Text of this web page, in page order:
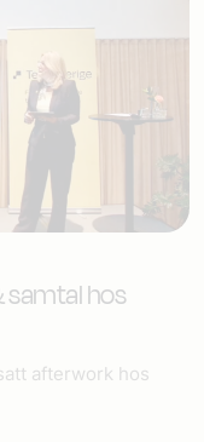
samtal hos
afterwork hos